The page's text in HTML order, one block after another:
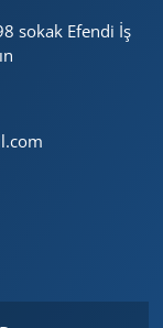
sokak Efendi İş